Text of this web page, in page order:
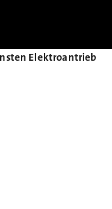
Elektroantrieb